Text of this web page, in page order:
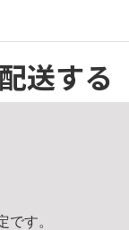
配送する
です。